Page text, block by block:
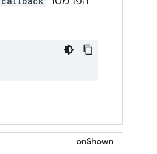
onShown